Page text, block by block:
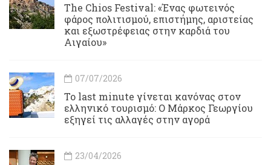
Τhe Chios Festival: «Ένας φωτεινός
φάρος πολιτισμού, επιστήμης, αριστείας
και εξωστρέφειας στην καρδιά του
Αιγαίου»
07/07/2026
Το last minute γίνεται κανόνας στον
ελληνικό τουρισμό: Ο Μάρκος Γεωργίου
εξηγεί τις αλλαγές στην αγορά
23/04/2026